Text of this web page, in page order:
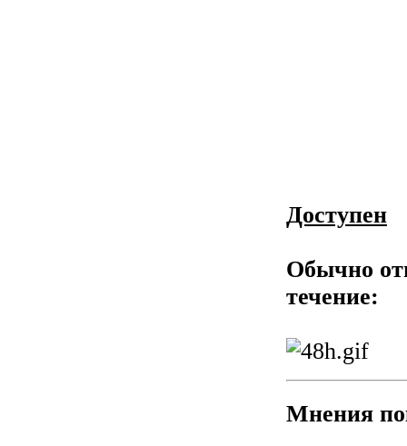
Доступен
Обычно
течение:
Мнения